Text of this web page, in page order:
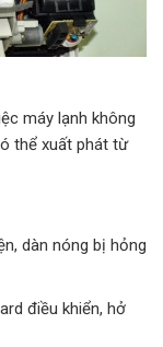
máy lạnh không
thể xuất phát từ
dàn nóng bị hỏng
điều khiển, hở